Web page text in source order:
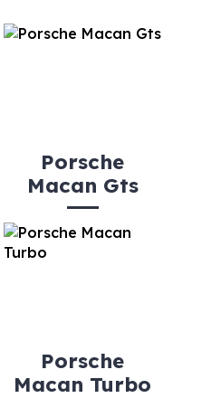
Porsche
Macan Gts
Porsche
Macan Turbo